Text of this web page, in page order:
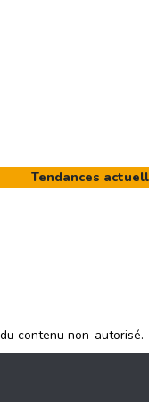
Tendances
contenu non-autorisé.